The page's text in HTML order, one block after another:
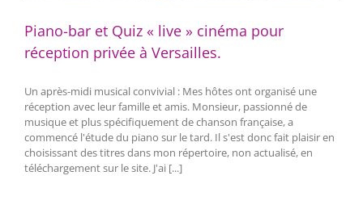
Piano-bar et Quiz « live » cinéma pour
réception privée à Versailles.
Un après-midi musical convivial : Mes hôtes ont organisé une
réception avec leur famille et amis. Monsieur, passionné de
musique et plus spécifiquement de chanson française, a
commencé l'étude du piano sur le tard. Il s'est donc fait plaisir en
choisissant des titres dans mon répertoire, non actualisé, en
téléchargement sur le site. J'ai [...]